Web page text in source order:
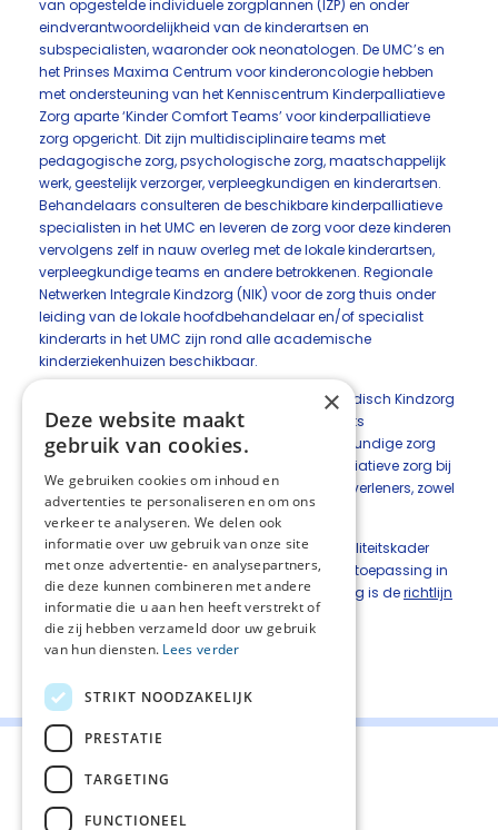
van opgestelde individuele zorgplannen (IZP) en onder
eindverantwoordelijkheid van de kinderartsen en
subspecialisten, waaronder ook neonatologen. De UMC’s en
het Prinses Maxima Centrum voor kinderoncologie hebben
met ondersteuning van het Kenniscentrum Kinderpalliatieve
Zorg aparte ‘Kinder Comfort Teams’ voor kinderpalliatieve
zorg opgericht. Dit zijn multidisciplinaire teams met
pedagogische zorg, psychologische zorg, maatschappelijk
werk, geestelijk verzorger, verpleegkundigen en kinderartsen.
Behandelaars consulteren de beschikbare kinderpalliatieve
specialisten in het UMC en leveren de zorg voor deze kinderen
vervolgens zelf in nauw overleg met de lokale kinderartsen,
verpleegkundige teams en andere betrokkenen. Regionale
Netwerken Integrale Kindzorg (NIK) voor de zorg thuis onder
leiding van de lokale hoofdbehandelaar en/of specialist
kinderarts in het UMC zijn rond alle academische
kinderziekenhuizen beschikbaar.
Kinderpalliatieve zorg is verbonden met het Medisch Kindzorg
Systeem (MKS). In dit systeem blijft de kinderarts
hoofdbehandelaar van kinderen die verpleegkundige zorg
buiten het ziekenhuis nodig houden. Kinderpalliatieve zorg bij
kinderen vraagt veel extra aandacht van zorgverleners, zowel
in het ziekenhuis als in de eerste lijn en thuis.
Vanwege deze specifieke verschillen is het Kwaliteitskader
palliatieve zorg Nederland niet één op één van toepassing in
de palliatieve zorg voor kinderen. Voor deze zorg is derichtlijn
palliatieve zorg voor kinderen
leidend.
Deel deze pagina:
×
Deze website maakt
gebruik van cookies.
We gebruiken cookies om inhoud en
advertenties te personaliseren en om ons
verkeer te analyseren. We delen ook
informatie over uw gebruik van onze site
met onze advertentie- en analysepartners,
die deze kunnen combineren met andere
informatie die u aan hen heeft verstrekt of
die zij hebben verzameld door uw gebruik
van hun diensten. Lees verder
STRIKT NOODZAKELIJK
PRESTATIE
TARGETING
FUNCTIONEEL